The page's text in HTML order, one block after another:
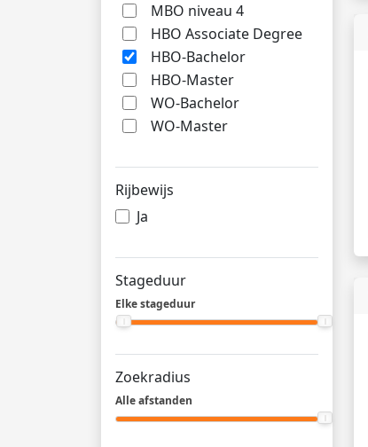
MBO niveau 4
HBO Associate Degree
HBO-Bachelor
HBO-Master
WO-Bachelor
WO-Master
Rijbewijs
Ja
Stageduur
Elke stageduur
Zoekradius
Alle afstanden